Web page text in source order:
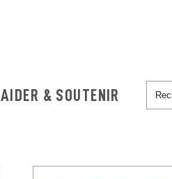
AIDER & SOUTENIR